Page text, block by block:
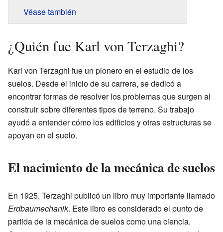
Véase también
¿Quién fue Karl von Terzaghi?
Karl von Terzaghi fue un pionero en el estudio de los
suelos. Desde el inicio de su carrera, se dedicó a
encontrar formas de resolver los problemas que surgen al
construir sobre diferentes tipos de terreno. Su trabajo
ayudó a entender cómo los edificios y otras estructuras se
apoyan en el suelo.
El nacimiento de la mecánica de suelos
En 1925, Terzaghi publicó un libro muy importante llamado
Erdbaumechanik. Este libro es considerado el punto de
partida de la mecánica de suelos como una ciencia.